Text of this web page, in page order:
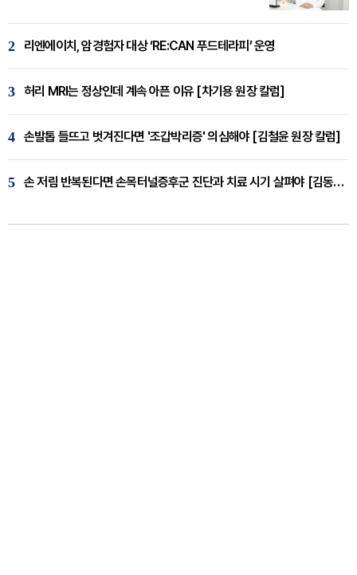
2 리엔에이치, 암경험자 대상 ‘RE:CAN 푸드테라피’ 운영
3 허리 MRI는 정상인데 계속 아픈 이유 [차기용 원장 칼럼]
4 손발톱 들뜨고 벗겨진다면 '조갑박리증' 의심해야 [김철윤 원장 칼럼]
5 손 저림 반복된다면 손목터널증후군 진단과 치료 시기 살펴야 [김동현 원장 칼럼]